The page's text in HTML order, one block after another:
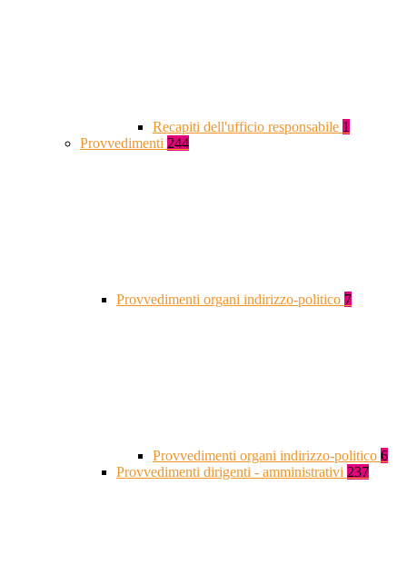
Recapiti dell'ufficio responsabile 1
Provvedimenti 244
Provvedimenti organi indirizzo-politico 7
Provvedimenti organi indirizzo-politico 6
Provvedimenti dirigenti - amministrativi 237